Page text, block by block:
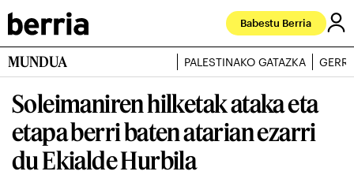
Babestu Berria
MUNDUA PALESTINAKO GATAZKA
Soleimaniren hilketak ataka eta
etapa berri baten atarian ezarri
du Ekialde Hurbila